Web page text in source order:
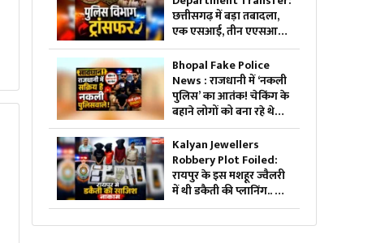
छत्तीसगढ़ में बड़ा तबादला,
एक एसआई, तीन एएसआई
समेत 34 पुलिसकर्मियों का
ट्रांसफर.. मुख्यालय से जारी
हुआ आदेश और सूची, देखें
Bhopal Fake Police
News : राजधानी में ‘नकली
पुलिस’ का आतंक! चेकिंग के
बहाने लोगों को बना रहे थे
शिकार, खुल गया बड़ा खेल
Kalyan Jewellers
Robbery Plot Foiled:
रायपुर के इस मशहूर ज्वैलरी
में थी डकैती की प्लानिंग.. जुटा
लिए थे पिस्टल, कारतूस और
हथियार लेकिन पुलिस को